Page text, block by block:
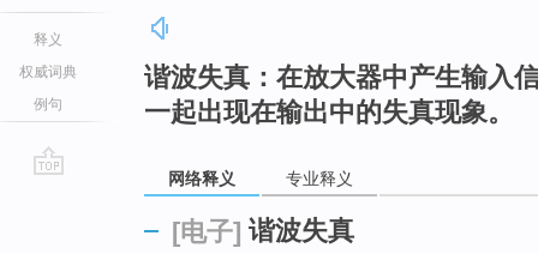
释义
权威词典
例句
谐波失真：在放大器中产生输入
一起出现在输出中的失真现象。
网络释义 专业释义
[电子] 谐波失真